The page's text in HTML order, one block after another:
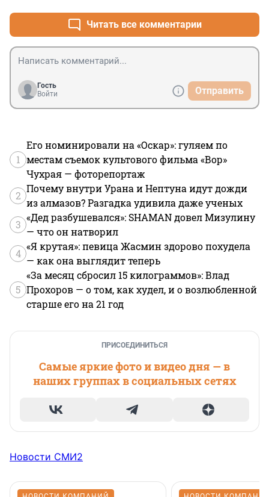
Читать все комментарии
Гость
Войти
Отправить
1
Его номинировали на «Оскар»: гуляем по
местам съемок культового фильма «Вор»
Чухрая — фоторепортаж
2
Почему внутри Урана и Нептуна идут дожди
из алмазов? Разгадка удивила даже ученых
3
«Дед разбушевался»: SHAMAN довел Мизулину
— что он натворил
4
«Я крутая»: певица Жасмин здорово похудела
— как она выглядит теперь
5
«За месяц сбросил 15 килограммов»: Влад
Прохоров — о том, как худел, и о возлюбленной
старше его на 21 год
ПРИСОЕДИНИТЬСЯ
Самые яркие фото и видео дня — в
наших группах в социальных сетях
Новости СМИ2